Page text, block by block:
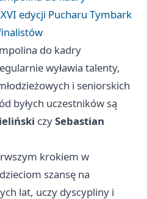
edycji Pucharu Tymbark
do kadry
wyławia talenty,
i seniorskich
byłych uczestników są
czySebastian
krokiem w
szansę na
lat, uczy dyscypliny i